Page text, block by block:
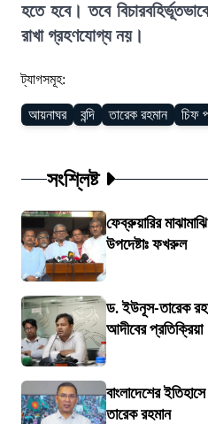
হতে হবে। তবে
রাখা গ্রহণযোগ্য নয়।
ট্যাগসমূহ:
আয়নাঘর বন্দি তারেক রহমান চিফ
সংশ্লিষ্ট
ফেব্রুয়ারির
উপদেষ্টাঃ ফখরুল
ড. ইউনূস-তারেক
আদীবের প্রতিক্রিয়া
বাংলাদেশের
তারেক রহমান